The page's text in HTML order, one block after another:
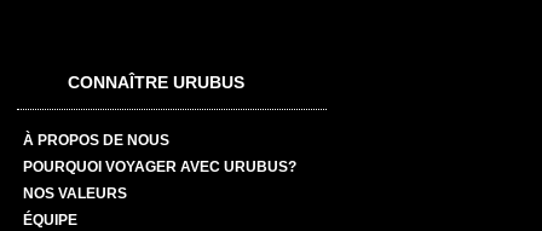
CONNAÎTRE URUBUS
À PROPOS DE NOUS
POURQUOI VOYAGER AVEC URUBUS?
NOS VALEURS
ÉQUIPE